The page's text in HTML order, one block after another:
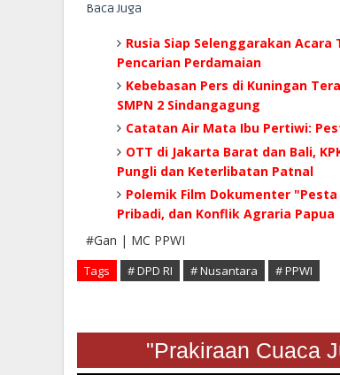
Baca Juga
Rusia Siap Selenggarakan
Pencarian Perdamaian
Kebebasan Pers di Kuningan
SMPN 2 Sindangagung
Catatan Air Mata Ibu Pertiwi:
OTT di Jakarta Barat dan Bali,
Pungli dan Keterlibatan Patnal
Polemik Film Dokumenter
Pribadi, dan Konflik Agraria Papua
#Gan | MC PPWI
Tags # DPD RI # Nusantara # PPWI
"Prakiraan Cuaca